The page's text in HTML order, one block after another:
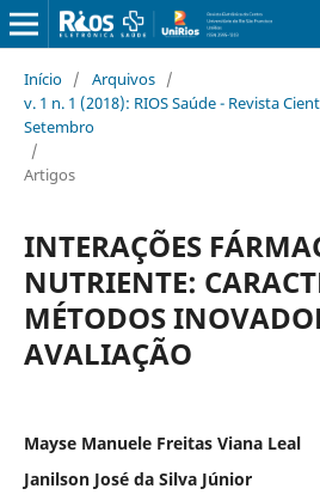
Início / Arquivos /
v. 1 n. 1 (2018): RIOS Saúde - Revista
Setembro
/
Artigos
INTERAÇÕES
NUTRIENTE:
MÉTODOS
AVALIAÇÃO
Mayse Manuele Freitas Viana Leal
Janilson José da Silva Júnior